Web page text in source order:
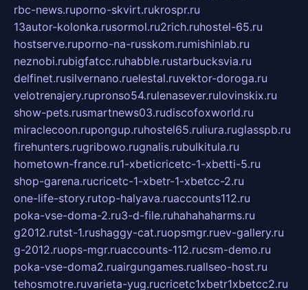
rbc-news.ruporno-skvirt.rukrospr.ru
13autor-kolonka.rusormol.ru2rich.ruhostel-65.ru
hostserve.ruporno-na-russkom.rumishinlab.ru
neznobi.rubigfatcc.ruhabble.rustarbucksvia.ru
delfinet.rusilvernano.ruelestal.ruvektor-doroga.ru
velotrenajery.rupronso54.rulenasever.rulovinskix.ru
show-pets.rusmartnews03.rudiscofoxworld.ru
miraclecoon.rupongup.ruhostel65.ruliura.ruglasspb.ru
firehunters.rugribowo.rugnalis.rubulkitula.ru
hometown-france.ru1-xbeticricetc-1-xbetti-5.ru
shop-garena.rucricetc-1-xbetr-1-xbetcc-2.ru
one-life-story.rutop-halyava.ruaccounts112.ru
poka-vse-doma-2.ru3-d-file.ruhahahaharms.ru
g2012.rutst-1.rushaggy-cat.ruopsmgr.ruev-gallery.ru
g-2012.ruops-mgr.ruaccounts-112.rucsm-demo.ru
poka-vse-doma2.ruairgungames.ruallseo-host.ru
tehosmotre.ruvarieta-yug.rucricetc1xbetr1xbetcc2.ru